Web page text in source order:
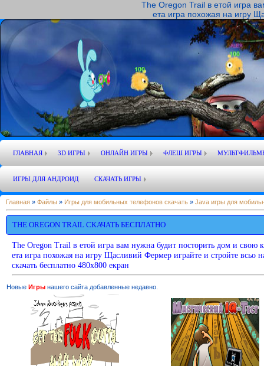
The Oregon Trail в етой игра
ета игра похожая на игру
ГЛАВНАЯ 3D ИГРЫ ОНЛАЙН ИГРЫ ФЛЕШ ИГРЫ
ИГРЫ ДЛЯ АНДРОИД СКАЧАТЬ ИГРЫ
Главная » Файлы » Игры для мобильных телефонов скачать » Java игры для
THE OREGON TRAIL СКАЧАТЬ БЕСПЛАТНО
The Oregon Trail в етой игра вам нужна будит посторить дом и свою
ета игра похожая на игру Щасливий Фермер играйте и стройте всьо
скачать бесплатно 480х800 екран
Новые Игры нашего сайта добавленные недавно.